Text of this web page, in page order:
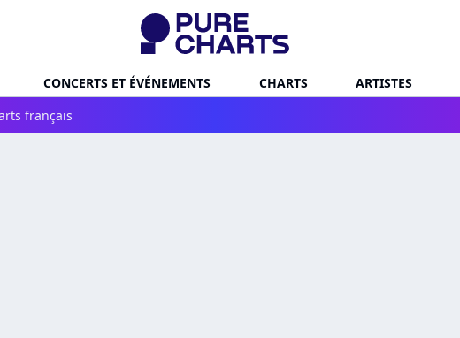
CONCERTS ET ÉVÉNEMENTS CHARTS ARTISTES
français